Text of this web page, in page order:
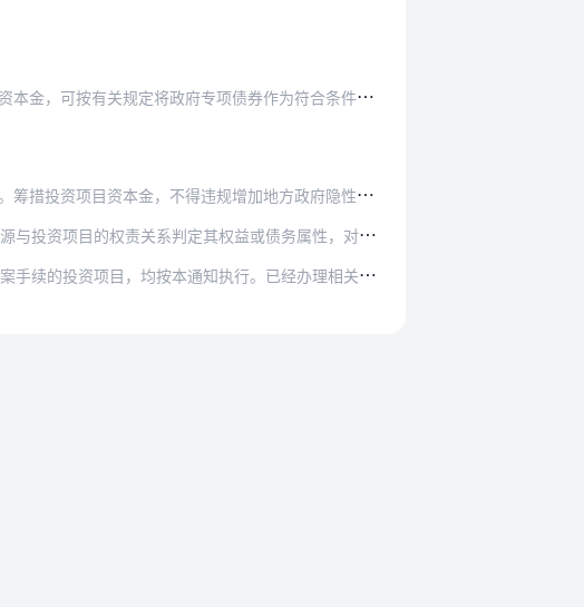
关规定将政府专项债券作为符合条件的重大项目资本金。
违规增加地方政府隐性债务，不得违反国家关于国有企业资…
其权益或债务属性，对资本金的真实性、合规性和投资收益、…
知执行。已经办理相关手续、尚未开工、金融机构尚未发放贷…